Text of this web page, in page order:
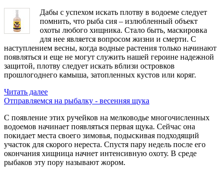
Дабы с успехом искать плотву в водоеме следует
помнить, что рыба сия – излюбленный объект
охоты любого хищника. Стало быть, маскировка
для нее является вопросом жизни и смерти. С
наступлением весны, когда водные растения только начинают
появляться и еще не могут служить нашей героине надежной
защитой, плотву следует искать вблизи островков
прошлогоднего камыша, затопленных кустов или коряг.
Читать далее
Отправляемся на рыбалку - весенняя щука
С появление этих ручейков на мелководье многочисленных
водоемов начинает появляться первая щука. Сейчас она
покидает места своего зимовья, подыскивая подходящий
участок для скорого нереста. Спустя пару недель после его
окончания хищница начнет интенсивную охоту. В среде
рыбаков эту пору называют жором.